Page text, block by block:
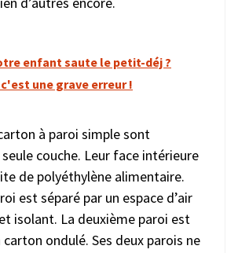
enfant saute le petit-déj ?
une grave erreur !
à paroi simple sont
couche. Leur face intérieure
de polyéthylène alimentaire.
est séparé par un espace d’air
isolant. La deuxième paroi est
ondulé. Ses deux parois ne